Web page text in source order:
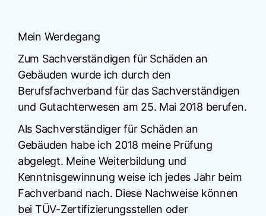
Mein Werdegang
Zum Sachverständigen für Schäden an
Gebäuden wurde ich durch den
Berufsfachverband für das Sachverständigen
und Gutachterwesen am 25. Mai 2018 berufen.
Als Sachverständiger für Schäden an
Gebäuden habe ich 2018 meine Prüfung
abgelegt. Meine Weiterbildung und
Kenntnisgewinnung weise ich jedes Jahr beim
Fachverband nach. Diese Nachweise können
bei TÜV-Zertifizierungsstellen oder